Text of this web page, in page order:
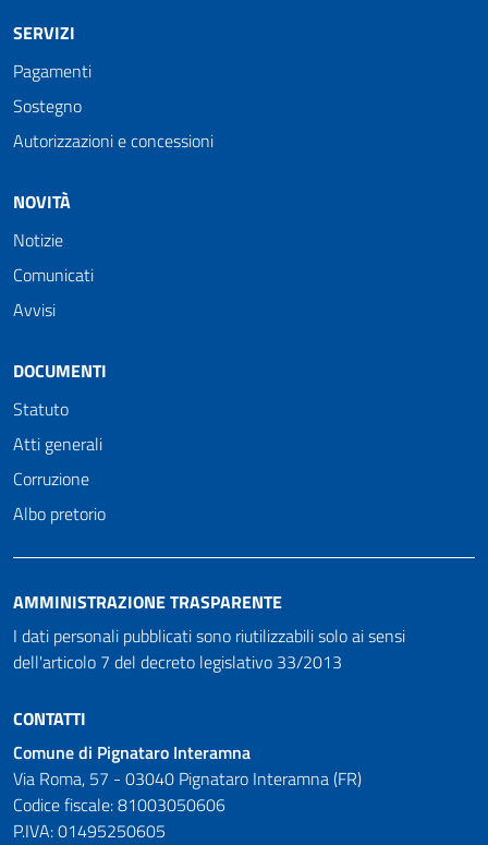
SERVIZI
Pagamenti
Sostegno
Autorizzazioni e concessioni
NOVITÀ
Notizie
Comunicati
Avvisi
DOCUMENTI
Statuto
Atti generali
Corruzione
Albo pretorio
AMMINISTRAZIONE TRASPARENTE
I dati personali pubblicati sono riutilizzabili solo ai sensi
dell'articolo 7 del decreto legislativo 33/2013
CONTATTI
Comune di Pignataro Interamna
Via Roma, 57 - 03040 Pignataro Interamna (FR)
Codice fiscale: 81003050606
P.IVA: 01495250605